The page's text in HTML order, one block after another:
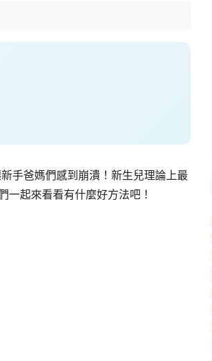
手爸媽們感到崩潰！新生兒理論上最
起來看看有什麼好方法吧！